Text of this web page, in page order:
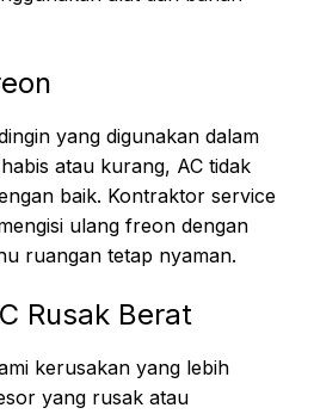
yang digunakan dalam
atau kurang, AC tidak
baik. Kontraktor service
ulang freon dengan
ruangan tetap nyaman.
Rusak Berat
kerusakan yang lebih
yang rusak atau